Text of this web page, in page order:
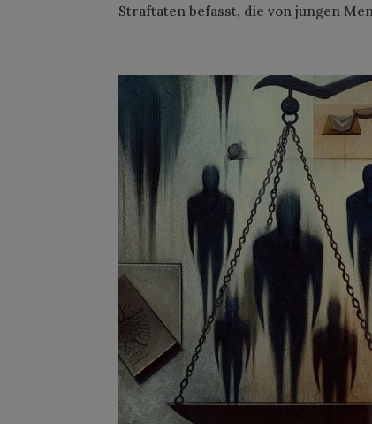
Straftaten befasst, die von jungen